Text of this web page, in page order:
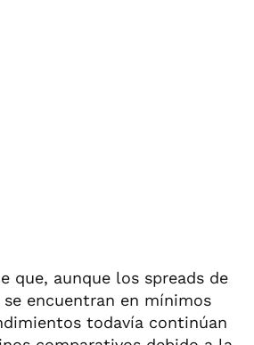
que, aunque los spreads de
encuentran en mínimos
todavía continúan